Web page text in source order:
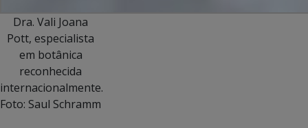
Dra. Vali Joana
Pott, especialista
em botânica
reconhecida
internacionalmente.
Foto: Saul Schramm